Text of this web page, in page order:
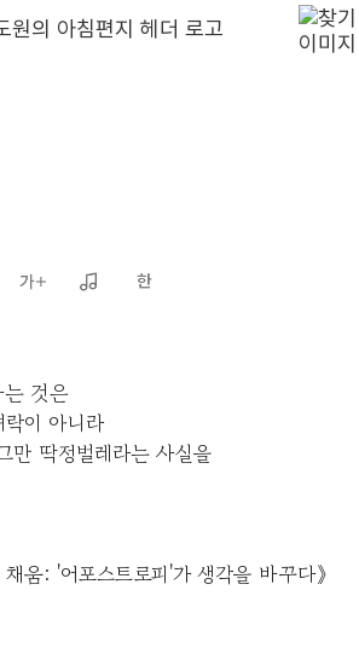
것은
이 아니라
만 딱정벌레라는 사실을
움: '어포스트로피'가 생각을 바꾸다》